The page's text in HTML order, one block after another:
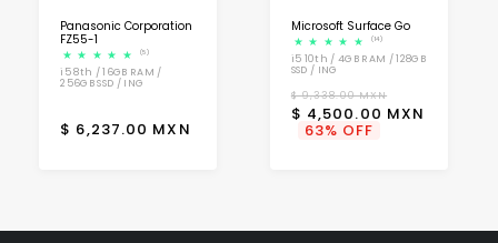
Panasonic Corporation
FZ55-1
(5)
i5 8th / 16GB RAM /
256GB SSD / ING
Precio
$ 6,237.00 MXN
Microsoft Surface Go
(14)
i5 10th / 4GB RAM / 128GB
SSD / ING
Precio
habitual
$ 9,338.00 MXN
de
$ 4,500.00 MXN
63% OFF